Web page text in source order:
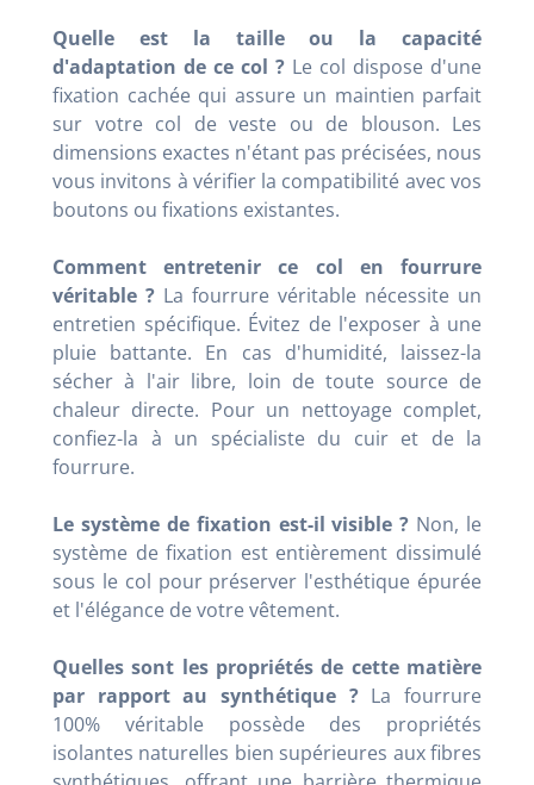
Quelle est la taille ou la capacité
d'adaptation de ce col ? Le col dispose d'une
fixation cachée qui assure un maintien parfait
sur votre col de veste ou de blouson. Les
dimensions exactes n'étant pas précisées, nous
vous invitons à vérifier la compatibilité avec vos
boutons ou fixations existantes.
Comment entretenir ce col en fourrure
véritable ? La fourrure véritable nécessite un
entretien spécifique. Évitez de l'exposer à une
pluie battante. En cas d'humidité, laissez-la
sécher à l'air libre, loin de toute source de
chaleur directe. Pour un nettoyage complet,
confiez-la à un spécialiste du cuir et de la
fourrure.
Le système de fixation est-il visible ? Non, le
système de fixation est entièrement dissimulé
sous le col pour préserver l'esthétique épurée
et l'élégance de votre vêtement.
Quelles sont les propriétés de cette matière
par rapport au synthétique ?La fourrure
100% véritable possède des propriétés
isolantes naturelles bien supérieures aux fibres